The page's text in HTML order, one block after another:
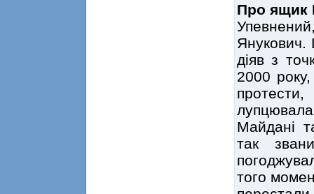
Про ящик
Янукович.
діяв з
2000
Майдані
так
того